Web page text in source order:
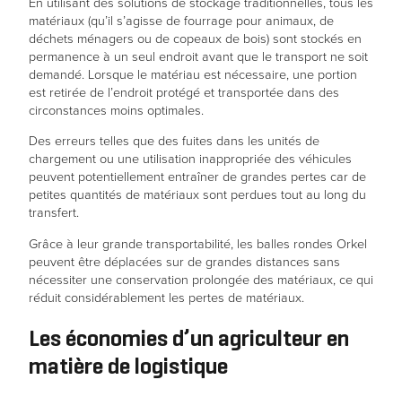
matériaux (qu’il s’agisse de fourrage pour animaux, de
déchets ménagers ou de copeaux de bois) sont stockés en
permanence à un seul endroit avant que le transport ne soit
demandé. Lorsque le matériau est nécessaire, une portion
est retirée de l’endroit protégé et transportée dans des
circonstances moins optimales.
Des erreurs telles que des fuites dans les unités de
chargement ou une utilisation inappropriée des véhicules
peuvent potentiellement entraîner de grandes pertes car de
petites quantités de matériaux sont perdues tout au long du
transfert.
Grâce à leur grande transportabilité, les balles rondes Orkel
peuvent être déplacées sur de grandes distances sans
nécessiter une conservation prolongée des matériaux, ce qui
réduit considérablement les pertes de matériaux.
Les économies d’un agriculteur en
matière de logistique